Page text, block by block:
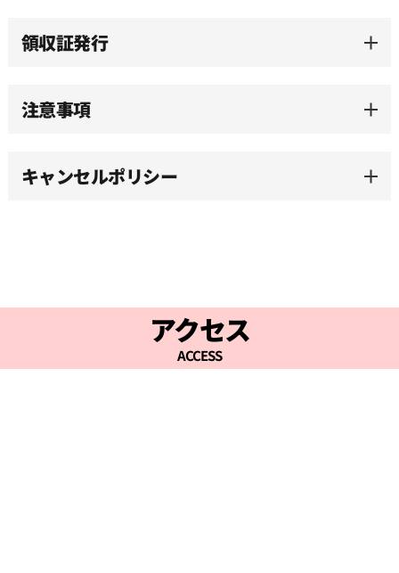
16:00
領収証発行
注意事項
キャンセルポリシー
アクセス
ACCESS